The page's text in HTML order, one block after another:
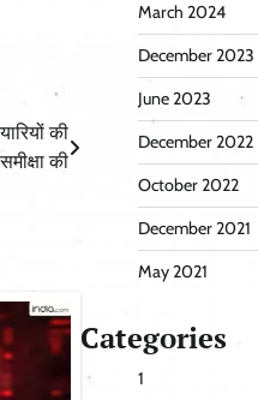
की
समीक्षा की
March 2024
December 2023
June 2023
December 2022
October 2022
December 2021
May 2021
Categories
1